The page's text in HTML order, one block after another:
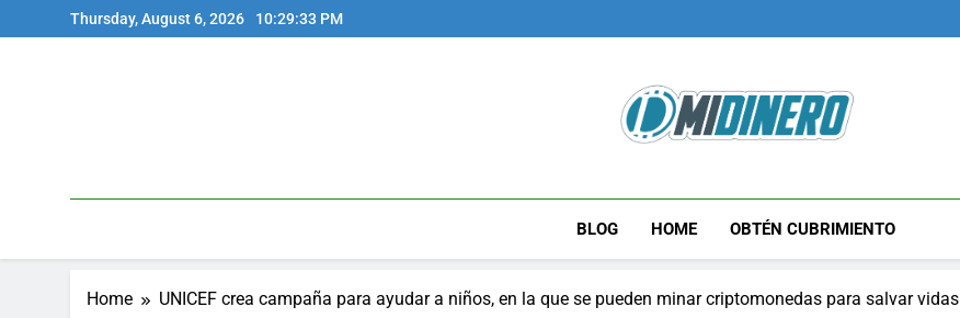
to
Thursday, August 6, 2026 10:29:33 PM
Midinero.co
BLOG HOME OBTÉN CUBRIMIENTO
Home UNICEF crea campaña para ayudar a niños, en la que se pueden minar criptomonedas para salvar vidas